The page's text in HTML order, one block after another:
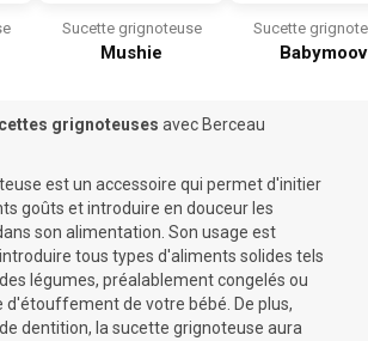
Sucette grignoteuse
Mushie
Sucette
Babymoov
grignoteuses avec Berceau
est un accessoire qui permet d'initier
goûts et introduire en douceur les
son alimentation. Son usage est
tous types d'aliments solides tels
légumes, préalablement congelés ou
d'étouffement de votre bébé. De plus,
dentition, la sucette grignoteuse aura